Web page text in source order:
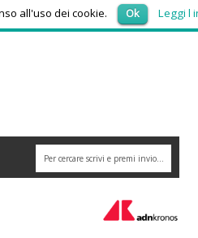
giovedì 6, Agosto 2026
all'uso dei cookie. Ok Leggi l